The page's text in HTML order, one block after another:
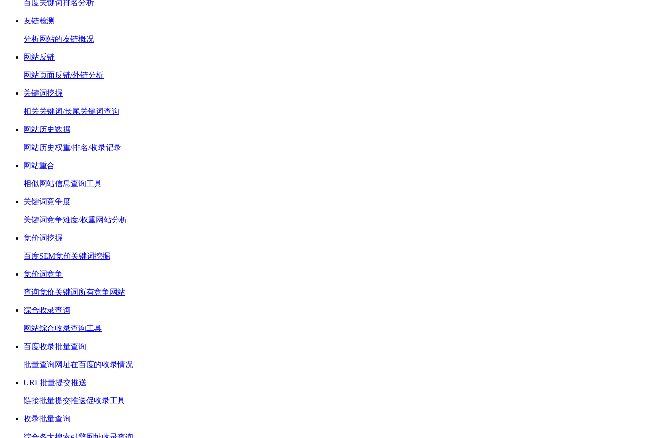
百度关键词排名分析
友链检测
分析网站的友链概况
网站反链
网站页面反链/外链分析
关键词挖掘
相关关键词/长尾关键词查询
网站历史数据
网站历史权重/排名/收录记录
网站重合
相似网站信息查询工具
关键词竞争度
关键词竞争难度/权重网站分析
竞价词挖掘
百度SEM竞价关键词挖掘
竞价词竞争
查询竞价关键词所有竞争网站
综合收录查询
网站综合收录查询工具
百度收录批量查询
批量查询网址在百度的收录情况
URL批量提交推送
链接批量提交推送促收录工具
收录批量查询